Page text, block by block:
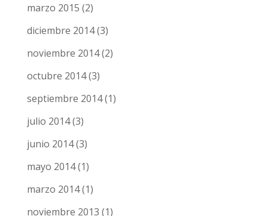
marzo 2015 (2)
diciembre 2014(3)
noviembre 2014(2)
octubre 2014(3)
septiembre 2014(1)
julio 2014(3)
junio 2014(3)
mayo 2014(1)
marzo 2014(1)
noviembre 2013 (1)